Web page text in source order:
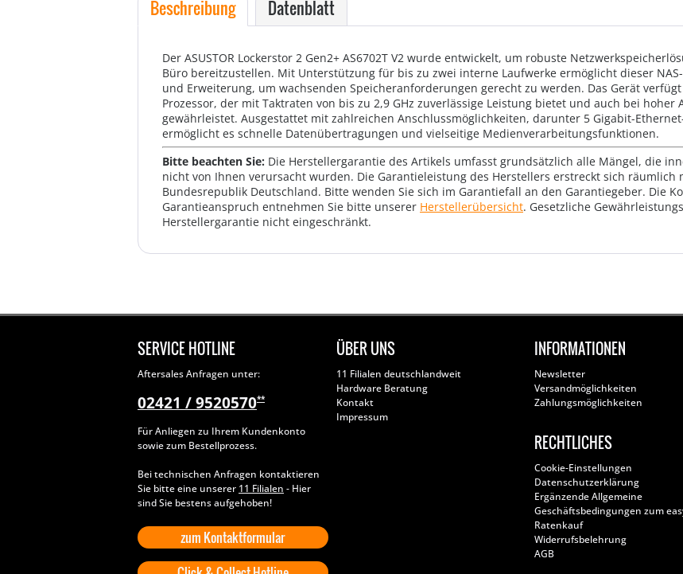
Beschreibung Datenblatt
Der ASUSTOR Lockerstor 2 Gen2+ AS6702T V2 wurde entwickelt, um robuste
Büro bereitzustellen. Mit Unterstützung für bis zu zwei interne Laufwerke ermöglicht dieser
und Erweiterung, um wachsenden Speicheranforderungen gerecht zu werden. Das Gerät
Prozessor, der mit Taktraten von bis zu 2,9 GHz zuverlässige Leistung bietet und auch bei
gewährleistet. Ausgestattet mit zahlreichen Anschlussmöglichkeiten, darunter 5 Gigabit-
ermöglicht es schnelle Datenübertragungen und vielseitige Medienverarbeitungsfunktionen.
Bitte beachten Sie: Die Herstellergarantie des Artikels umfasst grundsätzlich alle Mängel, die
nicht von Ihnen verursacht wurden. Die Garantieleistung des Herstellers erstreckt sich räumlich
Bundesrepublik Deutschland. Bitte wenden Sie sich im Garantiefall an den Garantiegeber. Die
Garantieanspruch entnehmen Sie bitte unserer Herstellerübersicht. Gesetzliche
Herstellergarantie nicht eingeschränkt.
SERVICE HOTLINE
Aftersales Anfragen unter:
02421 / 9520570**
Für Anliegen zu Ihrem Kundenkonto
sowie zum Bestellprozess.
Bei technischen Anfragen kontaktieren
Sie bitte eine unserer 11 Filialen - Hier
sind Sie bestens aufgehoben!
zum Kontaktformular
ÜBER UNS
11 Filialen deutschlandweit
Hardware Beratung
Kontakt
Impressum
INFORMATIONEN
Newsletter
Versandmöglichkeiten
Zahlungsmöglichkeiten
RECHTLICHES
Cookie-Einstellungen
Datenschutzerklärung
Ergänzende Allgemeine
Geschäftsbedingungen zum
Ratenkauf
Widerrufsbelehrung
AGB